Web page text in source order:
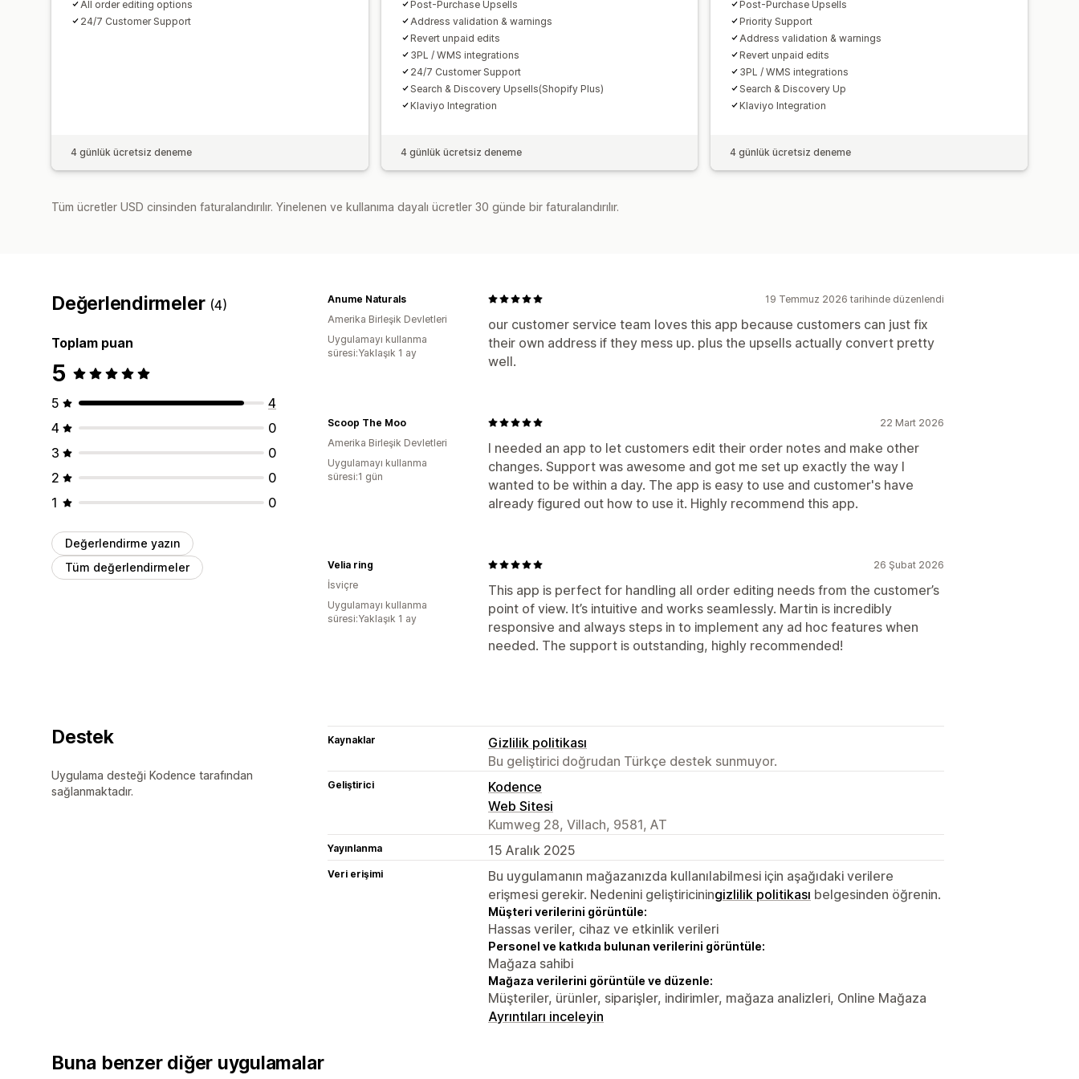
All order editing options
24/7 Customer Support
4 günlük ücretsiz deneme
Post-Purchase Upsells
Address validation & warnings
Revert unpaid edits
3PL / WMS integrations
24/7 Customer Support
Search & Discovery Upsells(Shopify Plus)
Klaviyo Integration
4 günlük ücretsiz deneme
Post-Purchase Upsells
Priority Support
Address validation & warnings
Revert unpaid edits
3PL / WMS integrations
Search & Discovery Up
Klaviyo Integration
4 günlük ücretsiz deneme
Tüm ücretler USD cinsinden faturalandırılır. Yinelenen ve kullanıma dayalı ücretler 30 günde bir faturalandırılır.
Değerlendirmeler (4)
Toplam puan
5
5
4
4
0
3
0
2
0
1
0
Değerlendirme yazın
Tüm değerlendirmeler
19 Temmuz 2026 tarihinde düzenlendi
our customer service team loves this app because customers can just fix
their own address if they mess up. plus the upsells actually convert pretty
well.
Anume Naturals
Amerika Birleşik Devletleri
Uygulamayı kullanma
süresi:Yaklaşık 1 ay
22 Mart 2026
I needed an app to let customers edit their order notes and make other
changes. Support was awesome and got me set up exactly the way I
wanted to be within a day. The app is easy to use and customer's have
already figured out how to use it. Highly recommend this app.
Scoop The Moo
Amerika Birleşik Devletleri
Uygulamayı kullanma
süresi:1 gün
26 Şubat 2026
This app is perfect for handling all order editing needs from the customer’s
point of view. It’s intuitive and works seamlessly. Martin is incredibly
responsive and always steps in to implement any ad hoc features when
needed. The support is outstanding, highly recommended!
Velia ring
İsviçre
Uygulamayı kullanma
süresi:Yaklaşık 1 ay
Destek
Uygulama desteği Kodence tarafından
sağlanmaktadır.
Kaynaklar
Gizlilik politikası
Bu geliştirici doğrudan Türkçe destek sunmuyor.
Geliştirici
Kodence
Web Sitesi
Kumweg 28, Villach, 9581, AT
Yayınlanma 15 Aralık 2025
Veri erişimi
Bu uygulamanın mağazanızda kullanılabilmesi için aşağıdaki verilere
erişmesi gerekir. Nedenini geliştiriciningizlilik politikası belgesinden öğrenin.
Müşteri verilerini görüntüle:
Hassas veriler, cihaz ve etkinlik verileri
Personel ve katkıda bulunan verilerini görüntüle:
Mağaza sahibi
Mağaza verilerini görüntüle ve düzenle:
Müşteriler, ürünler, siparişler, indirimler, mağaza analizleri, Online Mağaza
Ayrıntıları inceleyin
Buna benzer diğer uygulamalar